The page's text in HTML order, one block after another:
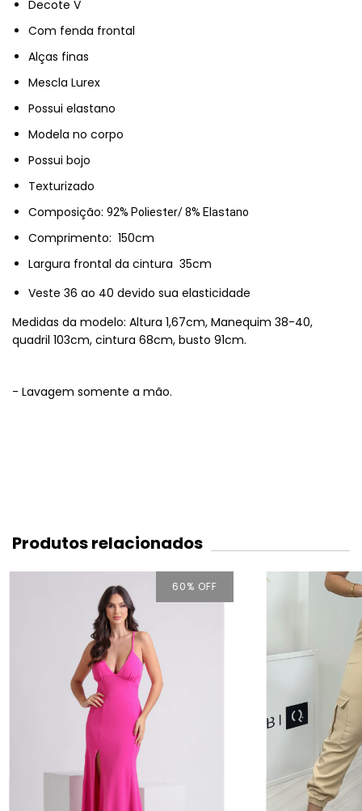
Decote V
Com fenda frontal
Alças finas
Mescla Lurex
Possui elastano
Modela no corpo
Possui bojo
Texturizado
Composição: 92% Poliester/ 8% Elastano
Comprimento: 150cm
Largura frontal da cintura 35cm
Veste 36 ao 40 devido sua elasticidade
Medidas da modelo: Altura 1,67cm, Manequim 38-40,
quadril 103cm, cintura 68cm, busto 91cm.
- Lavagem somente a mão.
Produtos relacionados
60% OFF